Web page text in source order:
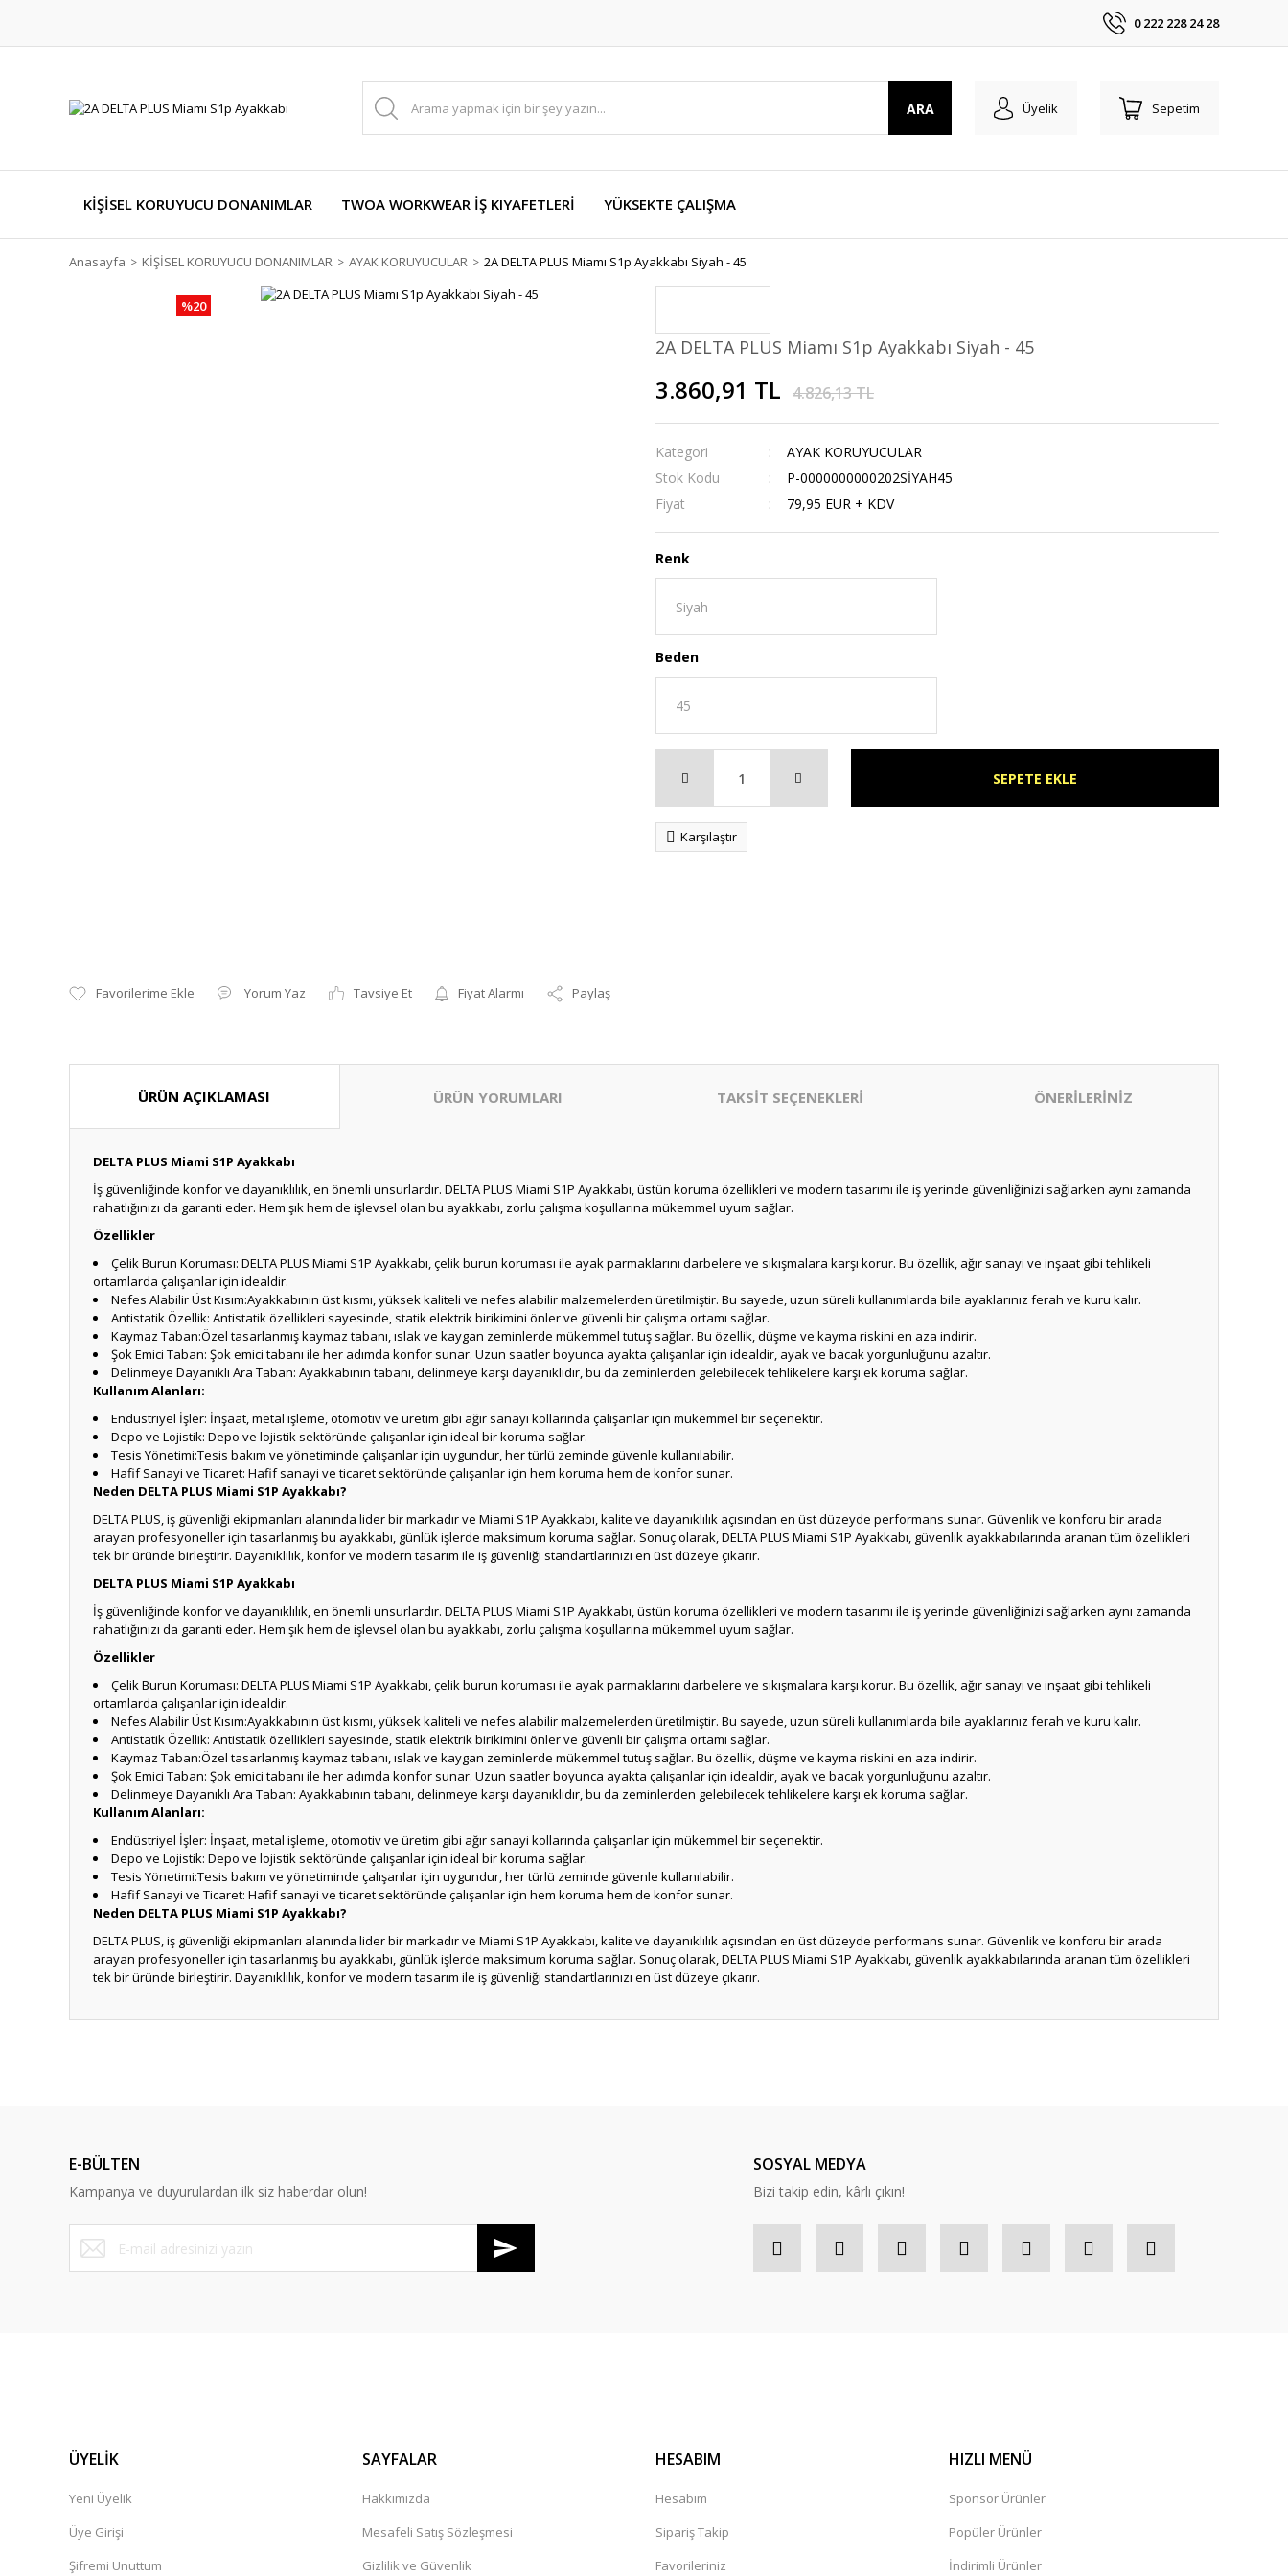
0 222 228 24 28
ARA Üyelik Sepetim
KİŞİSEL KORUYUCU DONANIMLAR TWOA WORKWEAR İŞ KIYAFETLERİ YÜKSEKTE ÇALIŞMA
Anasayfa KİŞİSEL KORUYUCU DONANIMLAR AYAK KORUYUCULAR 2A DELTA PLUS Miamı S1p Ayakkabı Siyah - 45
%20
Yorum Yaz Tavsiye Et Fiyat Alarmı Paylaş
2A DELTA PLUS Miamı S1p Ayakkabı Siyah - 45
3.860,91 TL 4.826,13 TL
Kategori
AYAK KORUYUCULAR
Stok Kodu
P-0000000000202SİYAH45
Fiyat
79,95 EUR + KDV
Renk
Beden
SEPETE EKLE
Karşılaştır
ÜRÜN AÇIKLAMASI ÜRÜN YORUMLARI TAKSİT SEÇENEKLERİ ÖNERİLERİNİZ
DELTA PLUS Miami S1P Ayakkabı
İş güvenliğinde konfor ve dayanıklılık, en önemli unsurlardır. DELTA PLUS Miami S1P Ayakkabı, üstün koruma özellikleri ve modern tasarımı ile iş yerinde güvenliğinizi sağlarken aynı zamanda
rahatlığınızı da garanti eder. Hem şık hem de işlevsel olan bu ayakkabı, zorlu çalışma koşullarına mükemmel uyum sağlar.
Özellikler
Çelik Burun Koruması: DELTA PLUS Miami S1P Ayakkabı, çelik burun koruması ile ayak parmaklarını darbelere ve sıkışmalara karşı korur. Bu özellik, ağır sanayi ve inşaat gibi tehlikeli
ortamlarda çalışanlar için idealdir.
Nefes Alabilir Üst Kısım:Ayakkabının üst kısmı, yüksek kaliteli ve nefes alabilir malzemelerden üretilmiştir. Bu sayede, uzun süreli kullanımlarda bile ayaklarınız ferah ve kuru kalır.
Antistatik Özellik: Antistatik özellikleri sayesinde, statik elektrik birikimini önler ve güvenli bir çalışma ortamı sağlar.
Kaymaz Taban:Özel tasarlanmış kaymaz tabanı, ıslak ve kaygan zeminlerde mükemmel tutuş sağlar. Bu özellik, düşme ve kayma riskini en aza indirir.
Şok Emici Taban: Şok emici tabanı ile her adımda konfor sunar. Uzun saatler boyunca ayakta çalışanlar için idealdir, ayak ve bacak yorgunluğunu azaltır.
Delinmeye Dayanıklı Ara Taban: Ayakkabının tabanı, delinmeye karşı dayanıklıdır, bu da zeminlerden gelebilecek tehlikelere karşı ek koruma sağlar.
Kullanım Alanları:
Endüstriyel İşler: İnşaat, metal işleme, otomotiv ve üretim gibi ağır sanayi kollarında çalışanlar için mükemmel bir seçenektir.
Depo ve Lojistik: Depo ve lojistik sektöründe çalışanlar için ideal bir koruma sağlar.
Tesis Yönetimi:Tesis bakım ve yönetiminde çalışanlar için uygundur, her türlü zeminde güvenle kullanılabilir.
Hafif Sanayi ve Ticaret: Hafif sanayi ve ticaret sektöründe çalışanlar için hem koruma hem de konfor sunar.
Neden DELTA PLUS Miami S1P Ayakkabı?
DELTA PLUS, iş güvenliği ekipmanları alanında lider bir markadır ve Miami S1P Ayakkabı, kalite ve dayanıklılık açısından en üst düzeyde performans sunar. Güvenlik ve konforu bir arada
arayan profesyoneller için tasarlanmış bu ayakkabı, günlük işlerde maksimum koruma sağlar. Sonuç olarak, DELTA PLUS Miami S1P Ayakkabı, güvenlik ayakkabılarında aranan tüm özellikleri
tek bir üründe birleştirir. Dayanıklılık, konfor ve modern tasarım ile iş güvenliği standartlarınızı en üst düzeye çıkarır.
DELTA PLUS Miami S1P Ayakkabı
İş güvenliğinde konfor ve dayanıklılık, en önemli unsurlardır. DELTA PLUS Miami S1P Ayakkabı, üstün koruma özellikleri ve modern tasarımı ile iş yerinde güvenliğinizi sağlarken aynı zamanda
rahatlığınızı da garanti eder. Hem şık hem de işlevsel olan bu ayakkabı, zorlu çalışma koşullarına mükemmel uyum sağlar.
Özellikler
Çelik Burun Koruması: DELTA PLUS Miami S1P Ayakkabı, çelik burun koruması ile ayak parmaklarını darbelere ve sıkışmalara karşı korur. Bu özellik, ağır sanayi ve inşaat gibi tehlikeli
ortamlarda çalışanlar için idealdir.
Nefes Alabilir Üst Kısım:Ayakkabının üst kısmı, yüksek kaliteli ve nefes alabilir malzemelerden üretilmiştir. Bu sayede, uzun süreli kullanımlarda bile ayaklarınız ferah ve kuru kalır.
Antistatik Özellik: Antistatik özellikleri sayesinde, statik elektrik birikimini önler ve güvenli bir çalışma ortamı sağlar.
Kaymaz Taban:Özel tasarlanmış kaymaz tabanı, ıslak ve kaygan zeminlerde mükemmel tutuş sağlar. Bu özellik, düşme ve kayma riskini en aza indirir.
Şok Emici Taban: Şok emici tabanı ile her adımda konfor sunar. Uzun saatler boyunca ayakta çalışanlar için idealdir, ayak ve bacak yorgunluğunu azaltır.
Delinmeye Dayanıklı Ara Taban: Ayakkabının tabanı, delinmeye karşı dayanıklıdır, bu da zeminlerden gelebilecek tehlikelere karşı ek koruma sağlar.
Kullanım Alanları:
Endüstriyel İşler: İnşaat, metal işleme, otomotiv ve üretim gibi ağır sanayi kollarında çalışanlar için mükemmel bir seçenektir.
Depo ve Lojistik: Depo ve lojistik sektöründe çalışanlar için ideal bir koruma sağlar.
Tesis Yönetimi:Tesis bakım ve yönetiminde çalışanlar için uygundur, her türlü zeminde güvenle kullanılabilir.
Hafif Sanayi ve Ticaret: Hafif sanayi ve ticaret sektöründe çalışanlar için hem koruma hem de konfor sunar.
Neden DELTA PLUS Miami S1P Ayakkabı?
DELTA PLUS, iş güvenliği ekipmanları alanında lider bir markadır ve Miami S1P Ayakkabı, kalite ve dayanıklılık açısından en üst düzeyde performans sunar. Güvenlik ve konforu bir arada
arayan profesyoneller için tasarlanmış bu ayakkabı, günlük işlerde maksimum koruma sağlar. Sonuç olarak, DELTA PLUS Miami S1P Ayakkabı, güvenlik ayakkabılarında aranan tüm özellikleri
tek bir üründe birleştirir. Dayanıklılık, konfor ve modern tasarım ile iş güvenliği standartlarınızı en üst düzeye çıkarır.
Ürün bilgilerinde hatalar bulunuyor.
Ürün fiyatı diğer sitelerden daha pahalı.
Bu ürüne benzer farklı alternatifler olmalı.
E-BÜLTEN
Kampanya ve duyurulardan ilk siz haberdar olun!
SOSYAL MEDYA
Bizi takip edin, kârlı çıkın!
ÜYELİK
Yeni Üyelik
Üye Girişi
Şifremi Unuttum
SAYFALAR
Hakkımızda
Mesafeli Satış Sözleşmesi
Gizlilik ve Güvenlik
HESABIM
Hesabım
Sipariş Takip
Favorileriniz
HIZLI MENÜ
Sponsor Ürünler
Popüler Ürünler
İndirimli Ürünler